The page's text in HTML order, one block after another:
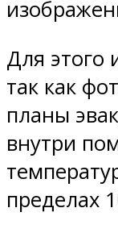
Для этого
так как
планы
внутри
пределах